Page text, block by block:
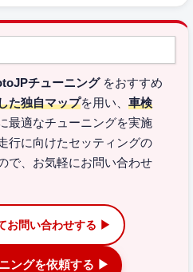
チューニングをおすすめ
た独自マップを用い、 車検
最適なチューニングを実施
行に向けたセッティングの
で、お気軽にお問い合わせ
お問い合わせする ▶
ングを依頼する ▶